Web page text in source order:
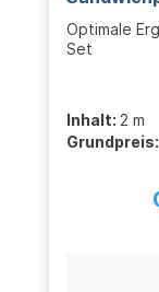
Optimale
Set
Inhalt: 2 m
Grundpreis: